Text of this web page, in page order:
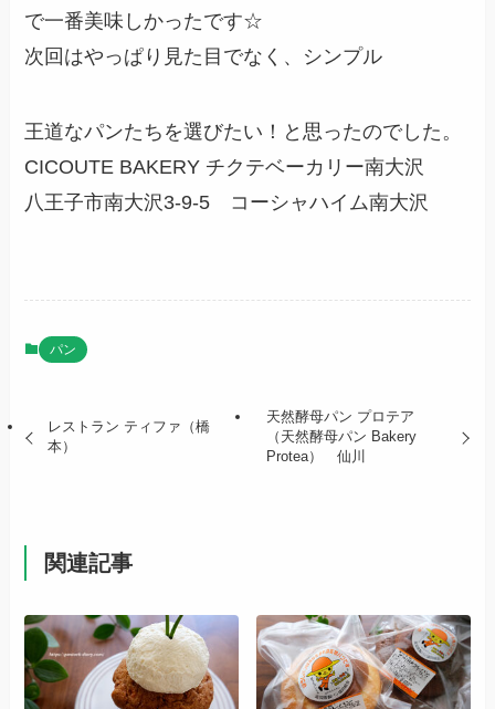
で一番美味しかったです☆
次回はやっぱり見た目でなく、シンプル
王道なパンたちを選びたい！と思ったのでした。
CICOUTE BAKERY チクテベーカリー南大沢
八王子市南大沢3-9-5 コーシャハイム南大沢
パン
レストラン ティファ（橋
本）
天然酵母パン プロテア
（天然酵母パン Bakery
Protea） 仙川
関連記事